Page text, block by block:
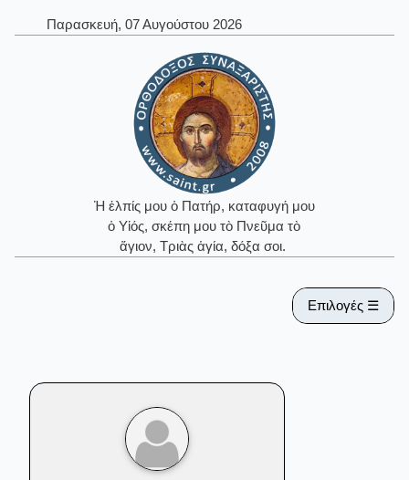
Παρασκευή, 07 Αυγούστου 2026
Ἡ ἐλπίς μου ὁ Πατήρ, καταφυγή μου
ὁ Υἱός, σκέπη μου τὸ Πνεῦμα τὸ
ἅγιον, Τριὰς ἁγία, δόξα σοι.
Επιλογές ☰